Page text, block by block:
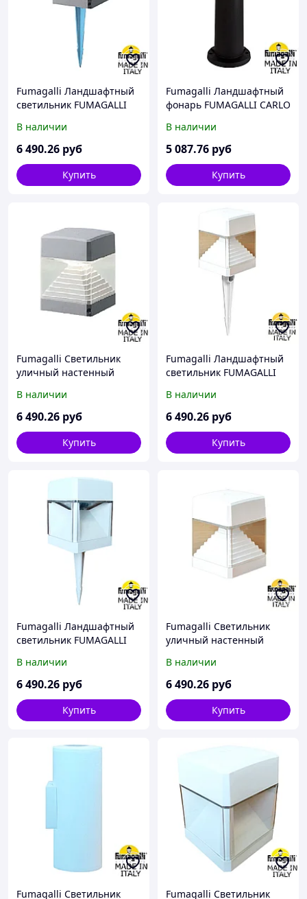
Fumagalli Ландшафтный
светильник FUMAGALLI
DS1.561.000.LXD1L
В наличии
6 490.26 руб
Купить
Fumagalli Ландшафтный
фонарь FUMAGALLI CARLO
В наличии
5 087.76 руб
Купить
Fumagalli Светильник
уличный настенный
DS1.560.000.LXD1L
В наличии
6 490.26 руб
Купить
Fumagalli Ландшафтный
светильник FUMAGALLI
DS1.561.000.WXD1L
В наличии
6 490.26 руб
Купить
Fumagalli Ландшафтный
светильник FUMAGALLI
DS2.561.000.WXD1L
В наличии
6 490.26 руб
Купить
Fumagalli Светильник
уличный настенный
DS1.560.000.WXD1L
В наличии
6 490.26 руб
Купить
Fumagalli Светильник
Fumagalli Светильник